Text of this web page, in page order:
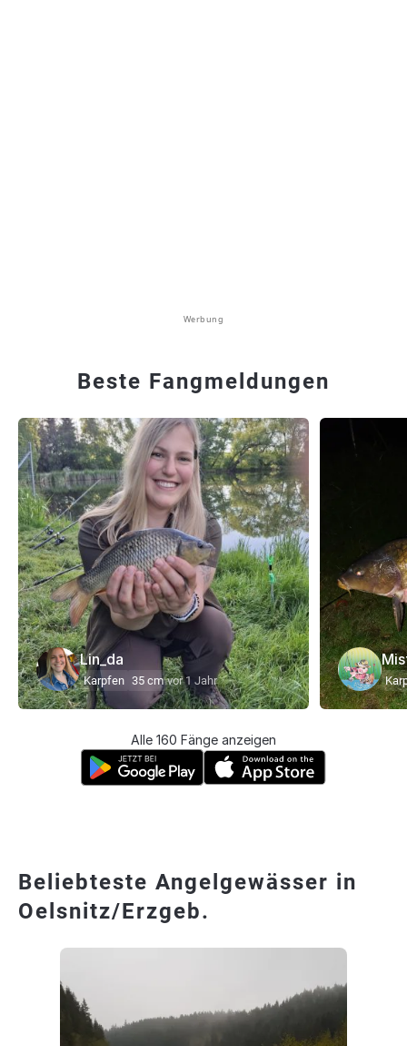
Werbung
Beste Fangmeldungen
Lin_da
Karpfen 35 cm vor 1 Jahr
Alle 160 Fänge anzeigen
Beliebteste Angelgewässer in
Oelsnitz/Erzgeb.